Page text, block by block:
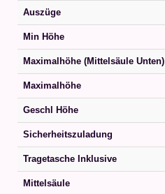
Auszüge
Min Höhe
Maximalhöhe (Mittelsäule Unten)
Maximalhöhe
Geschl Höhe
Sicherheitszuladung
Tragetasche Inklusive
Mittelsäule